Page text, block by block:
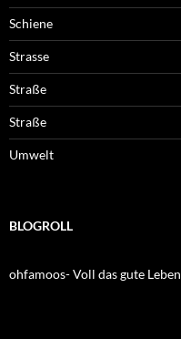
Schiene
Strasse
Straße
Straße
Umwelt
BLOGROLL
ohfamoos- Voll das gute Leben